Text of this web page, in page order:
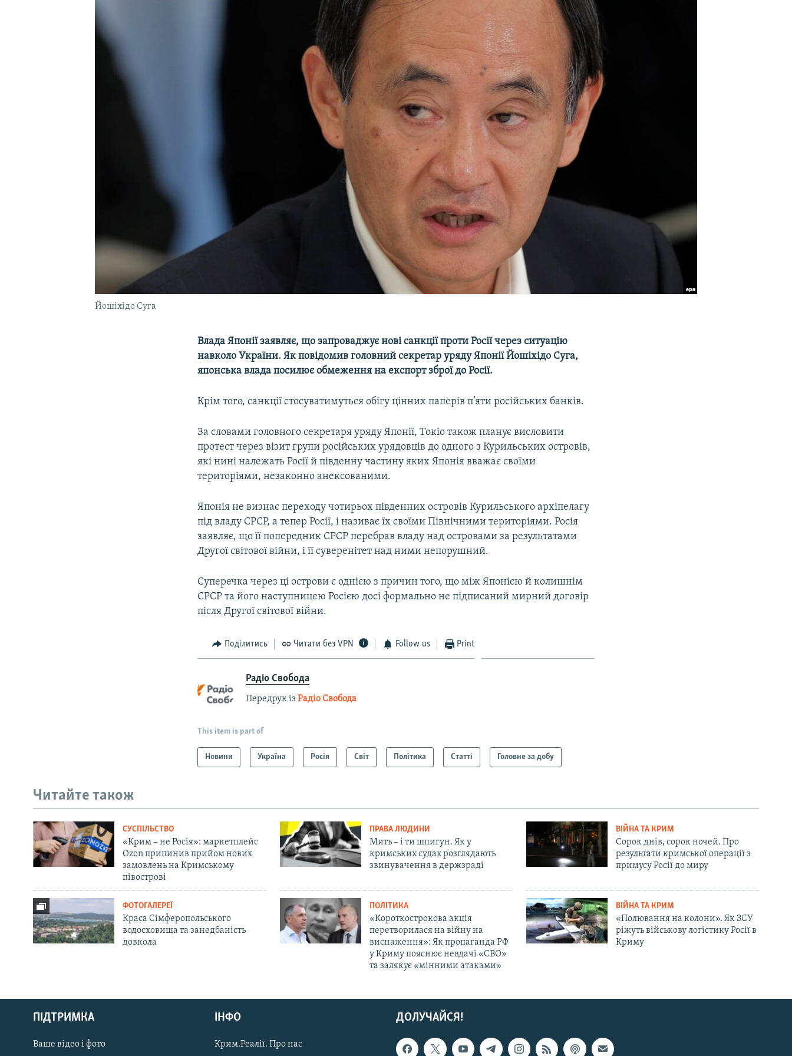
УКРАЇНСЬКА ПРОБЛЕМА КРИМУ
Русский
Qırımtatar
ДОЛУЧАЙСЯ!
Йошіхідо Суга
Влада Японії заявляє, що запроваджує нові санкції проти Росії через ситуацію
навколо України. Як повідомив головний секретар уряду Японії Йошіхідо Суга,
японська влада посилює обмеження на експорт зброї до Росії.
Крім того, санкції стосуватимуться обігу цінних паперів п’яти російських банків.
За словами головного секретаря уряду Японії, Токіо також планує висловити
протест через візит групи російських урядовців до одного з Курильських островів,
які нині належать Росії й південну частину яких Японія вважає своїми
територіями, незаконно анексованими.
Японія не визнає переходу чотирьох південних островів Курильського архіпелагу
під владу СРСР, а тепер Росії, і називає їх своїми Північними територіями. Росія
заявляє, що її попередник СРСР перебрав владу над островами за результатами
Другої світової війни, і її суверенітет над ними непорушний.
Суперечка через ці острови є однією з причин того, що між Японією й колишнім
СРСР та його наступницею Росією досі формально не підписаний мирний договір
після Другої світової війни.
Поділитись Читати без VPN Follow us Print
Радіо Свобода
Передрук ізРадіо Свобода
This item is part of
Новини Україна Росія Світ Політика Статті Головне за добу
Читайте також
СУСПІЛЬСТВО
«Крим – не Росія»: маркетплейс
Ozon припинив прийом нових
замовлень на Кримському
півострові
ПРАВА ЛЮДИНИ
Мить – і ти шпигун. Як у
кримських судах розглядають
звинувачення в держзраді
ВІЙНА ТА КРИМ
Сорок днів, сорок ночей. Про
результати кримської операції з
примусу Росії до миру
ФОТОГАЛЕРЕЇ
Краса Сімферопольського
водосховища та занедбаність
довкола
ПОЛІТИКА
«Короткострокова акція
перетворилася на війну на
виснаження»: Як пропаганда РФ
у Криму пояснює невдачі «СВО»
та залякує «мінними атаками»
ВІЙНА ТА КРИМ
«Полювання на колони». Як ЗСУ
ріжуть військову логістику Росії в
Криму
ДОЛУЧАЙСЯ!
ПІДТРИМКА
Ваше відео і фото
ІНФО
Крим.Реалії. Про нас